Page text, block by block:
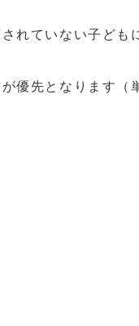
れていない子ども
優先となります（